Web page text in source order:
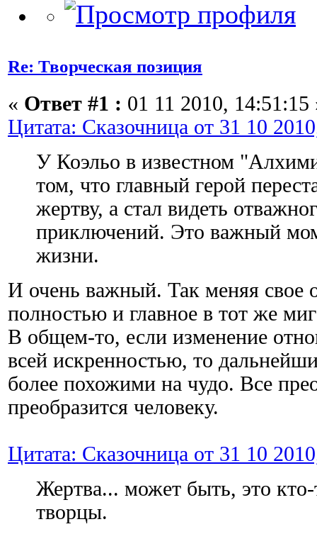
Re: Творческая позиция
« Ответ #1 : 01 11 2010, 14:51:15
Цитата: Сказочница от 31 10
У Коэльо в известном
том, что главный герой
жертву, а стал видеть
приключений. Это важный
жизни.
И очень важный. Так меняя свое
полностью и главное в тот же
В общем-то, если изменение
всей искренностью, то
более похожими на чудо. Все
преобразится человеку.
Цитата: Сказочница от 31 10
Жертва... может быть, это
творцы.